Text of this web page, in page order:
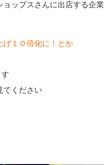
ップスさんに出店する企
１０倍化に！ とか
てください